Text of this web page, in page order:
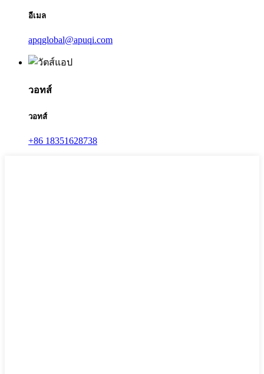
อีเมล
apqglobal@apuqi.com
วอทส์
วอทส์
+86 18351628738